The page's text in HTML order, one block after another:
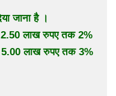
जाना है ।
लाख रुपए तक 2%
लाख रुपए तक 3%